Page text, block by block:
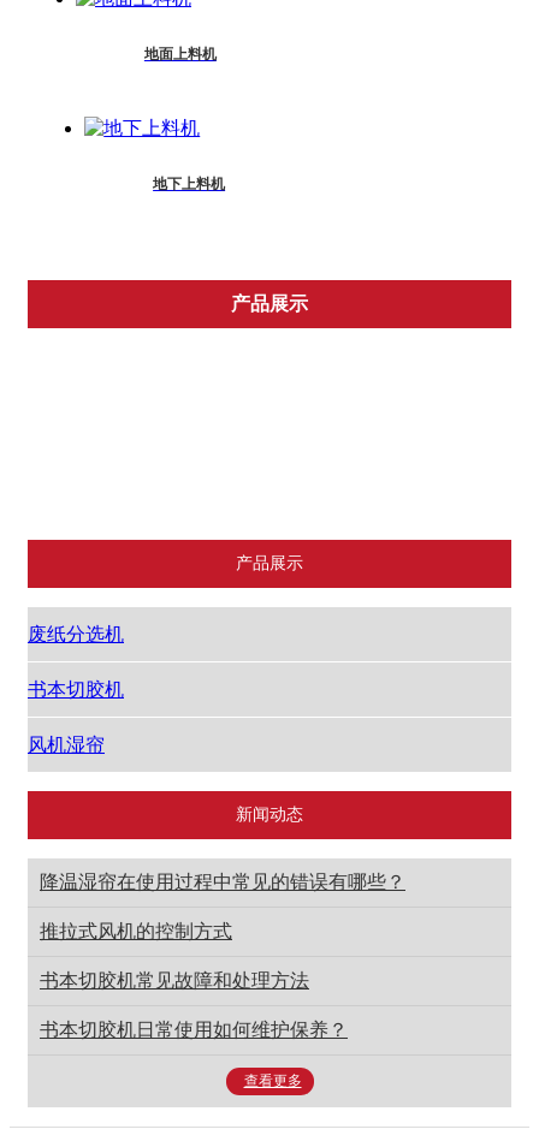
地面上料机
地下上料机
产品展示
产品展示
废纸分选机
书本切胶机
风机湿帘
新闻动态
降温湿帘在使用过程中常见的错误有哪些？
推拉式风机的控制方式
书本切胶机常见故障和处理方法
书本切胶机日常使用如何维护保养？
查看更多